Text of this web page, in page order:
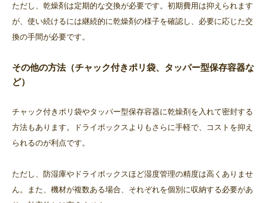
ただし、乾燥剤は定期的な交換が必要です。初期費用は抑えられます
が、使い続けるには継続的に乾燥剤の様子を確認し、必要に応じた交
換の手間が必要です。
その他の方法（チャック付きポリ袋、タッパー型保存容器な
ど）
チャック付きポリ袋やタッパー型保存容器に乾燥剤を入れて密封する
方法もあります。ドライボックスよりもさらに手軽で、コストを抑え
られるのが利点です。
ただし、防湿庫やドライボックスほど湿度管理の精度は高くありませ
ん。また、機材が複数ある場合、それぞれを個別に収納する必要があ